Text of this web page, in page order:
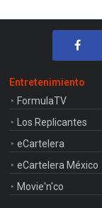
Entretenimiento
FormulaTV
Los Replicantes
eCartelera
eCartelera México
Movie'n'co